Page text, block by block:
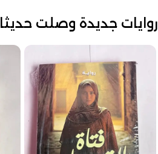
روايات جديدة وصلت حديثا